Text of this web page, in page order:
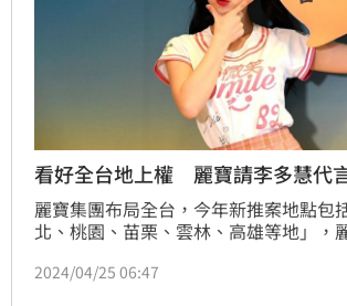
看好全台地上權 麗寶請李多慧代
麗寶集團布局全台，今年新推案地點包
北、桃園、苗栗、雲林、高雄等地」，
年銷況迅速，故也將於今年推案約300億
2024/04/25 06:47